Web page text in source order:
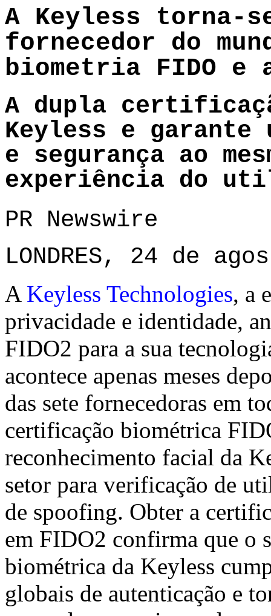
A Keyless torna-
fornecedor do
biometria FIDO e
A dupla
Keyless e garante
e segurança ao
experiência do
PR Newswire
LONDRES, 24 de
A Keyless Technologies, a
privacidade e identidade,
FIDO2 para a sua
acontece apenas meses
das sete fornecedoras em
certificação biométrica
reconhecimento facial da
setor para verificação de
de spoofing. Obter a
em FIDO2 confirma que o
biométrica da Keyless
globais de autenticação e